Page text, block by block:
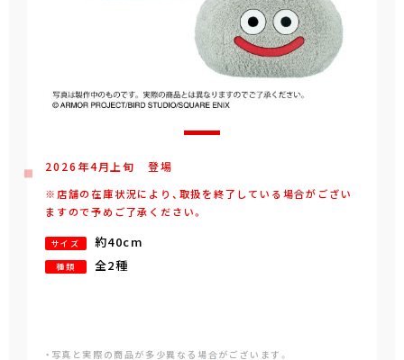
2026年4月 上旬 登場
※店舗の在庫状況により、取扱を終了している場合がござい
ますので予めご了承ください。
サイズ 約40cm
種類 全2種
・写真と実際の商品が多少異なる場合がございます。